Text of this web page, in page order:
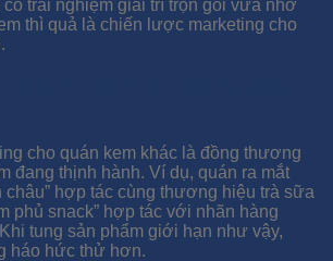
trải nghiệm giải trí trọn gói vừa nhớ
thì quả là chiến lược marketing cho
cho quán kem khác là đồng thương
đang thịnh hành. Ví dụ, quán ra mắt
châu” hợp tác cùng thương hiệu trà sữa
phủ snack” hợp tác với nhãn hàng
tung sản phẩm giới hạn như vậy,
háo hức thử hơn.